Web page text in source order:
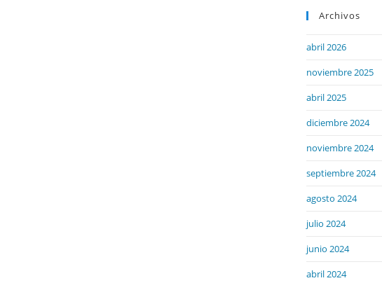
Archivos
abril 2026
noviembre 2025
abril 2025
diciembre 2024
noviembre 2024
septiembre 2024
agosto 2024
julio 2024
junio 2024
abril 2024